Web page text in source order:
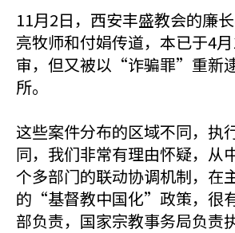
11月2日，西安丰盛教会的廉
亮牧师和付娟传道，本已于4
审，但又被以“诈骗罪”重新
所。
这些案件分布的区域不同，执
同，我们非常有理由怀疑，从
个多部门的联动协调机制，在
的“基督教中国化”政策，很
部负责，国家宗教事务局负责